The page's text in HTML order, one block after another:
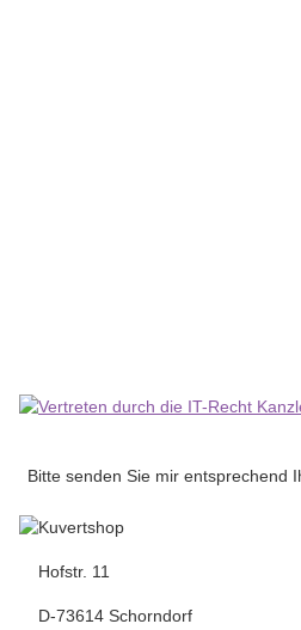
Bitte senden Sie mir entsprechend
Hofstr. 11
D-73614 Schorndorf